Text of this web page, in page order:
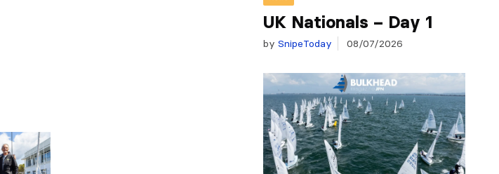
UK Nationals – Day 1
by SnipeToday 08/07/2026